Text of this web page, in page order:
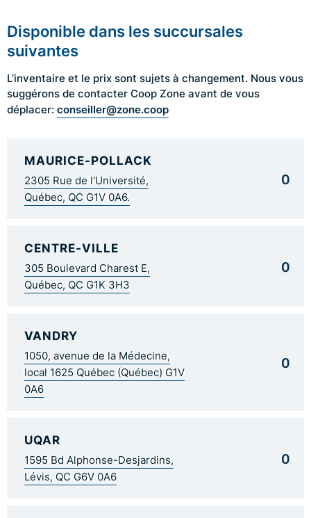
Disponible dans les succursales
suivantes
L’inventaire et le prix sont sujets à changement. Nous vous
suggérons de contacter Coop Zone avant de vous
déplacer: conseiller@zone.coop
MAURICE-POLLACK
2305 Rue de l'Université,
Québec, QC G1V 0A6.
0
CENTRE-VILLE
305 Boulevard Charest E,
Québec, QC G1K 3H3
0
VANDRY
1050, avenue de la Médecine,
local 1625 Québec (Québec) G1V
0A6
0
UQAR
1595 Bd Alphonse-Desjardins,
Lévis, QC G6V 0A6
0